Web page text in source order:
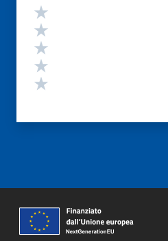
Valutazione